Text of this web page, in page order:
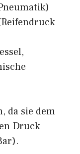
da sie dem
Druck